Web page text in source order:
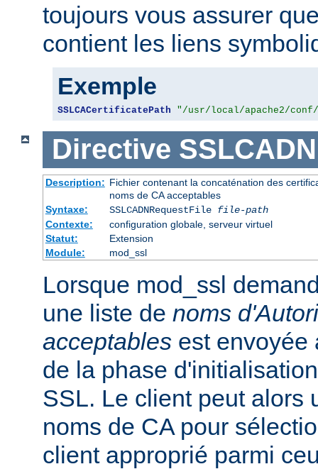
toujours vous assurer
contient les liens
Exemple
SSLCACertificatePath "/usr/local/apache2/
Directive
Description: Fichier contenant la concaténation des
noms de CA acceptables
Syntaxe:
SSLCADNRequestFile file-path
Contexte:
configuration globale, serveur virtuel
Statut:
Extension
Module:
mod_ssl
Lorsque mod_ssl
une liste de noms
acceptables est envoyée
de la phase
SSL. Le client peut alors
noms de CA pour
client approprié parmi